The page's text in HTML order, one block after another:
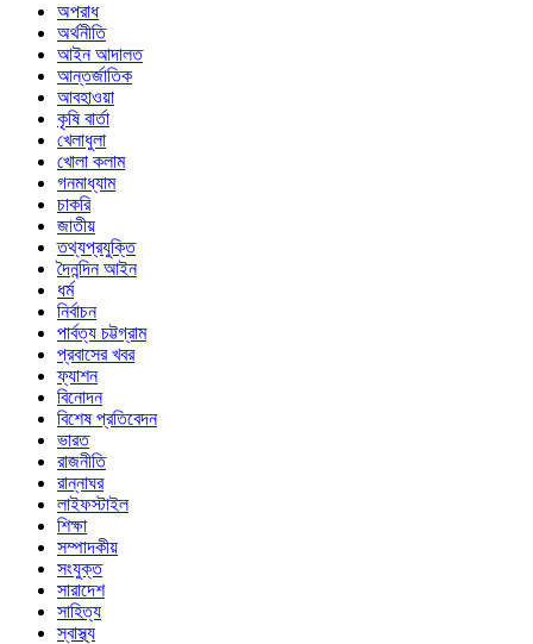
অপরাধ
অর্থনীতি
আইন আদালত
আন্তর্জাতিক
আবহাওয়া
কৃষি বার্তা
খেলাধুলা
খোলা কলাম
গনমাধ্যাম
চাকরি
জাতীয়
তথ্যপ্রযুক্তি
দৈনন্দিন আইন
ধর্ম
নির্বাচন
পার্বত্য চট্টগ্রাম
প্রবাসের খবর
ফ্যাশন
বিনোদন
বিশেষ প্রতিবেদন
ভারত
রাজনীতি
রান্নাঘর
লাইফস্টাইল
শিক্ষা
সম্পাদকীয়
সংযুক্ত
সারাদেশ
সাহিত্য
স্বাস্থ্য